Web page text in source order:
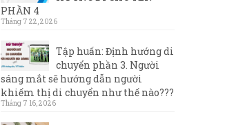
PHẦN 4
Tháng 7 22, 2026
Tập huấn: Định hướng di
chuyển phần 3. Người
sáng mắt sẽ hướng dẫn người
khiếm thị di chuyển như thế nào???
Tháng 7 16, 2026